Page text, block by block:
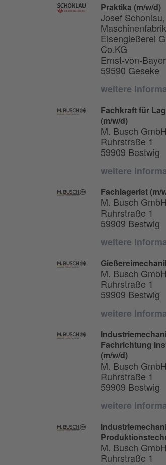
Praktika (m/w/d)
Josef Schonlau,
Eisengießerei
Co.KG
Ernst-von-
59590 Geseke
weitere
Fachkraft für
(m/w/d)
M. Busch
Ruhrstraße 1
59909 Bestwig
weitere
Fachlagerist (m/
M. Busch
Ruhrstraße 1
59909 Bestwig
weitere
M. Busch
Ruhrstraße 1
59909 Bestwig
weitere
Fachrichtung
(m/w/d)
M. Busch
Ruhrstraße 1
59909 Bestwig
weitere
M. Busch
Ruhrstraße 1